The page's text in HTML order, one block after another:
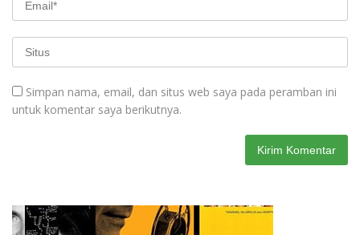
Simpan nama, email, dan situs web saya pada peramban ini
untuk komentar saya berikutnya.